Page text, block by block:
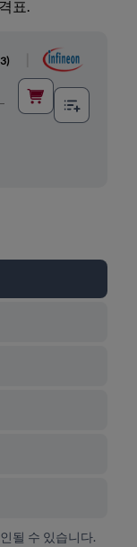
표.
)
될 수 있습니다.